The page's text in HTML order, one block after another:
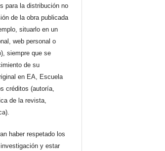
para la distribución no
de la obra publicada
situarlo en un
web personal o
siempre que se
de su
en EA, Escuela
créditos (autoría,
de la revista,
haber respetado los
y estar